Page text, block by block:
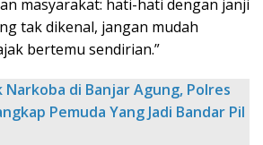
masyarakat: hati-hati dengan janji
tak dikenal, jangan mudah
bertemu sendirian.”
Narkoba di Banjar Agung, Polres
Pemuda Yang Jadi Bandar Pil